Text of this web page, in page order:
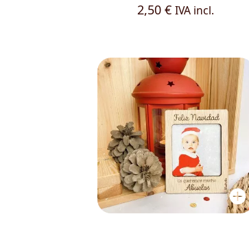
2,50 € IVA incl.